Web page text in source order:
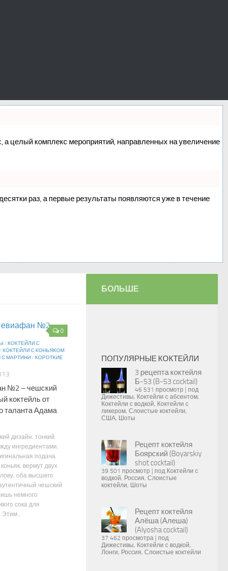
а целый комплекс мероприятий, направленных на увеличение
раз, а первые результаты появляются уже в течение
0
/КОКТЕЙЛИ С
КОКТЕЙЛИ С КОНЬЯКОМ
С МАРТИНИ/КОРОТКИЕ
№2 – чешский
коктейль от
таланта Адама
дизайн, тонкий
ингредиентами,
подача.
вермут двух
оба высшего
чешский
немного
сока для
Этим...
БОЛЬШЕ
ПОПУЛЯРНЫЕ КОКТЕЙЛИ
3 рецепта коктейля
Б-53 (B-53 cocktail)
46 531 просмотр
под
Дижестивы, Коктейли с абсентом,
Коктейли с водкой, Коктейли с
ликером, Слоистые коктейли,
США, Шоты
Рецепт коктейля
Боярский (Boyarskiy
shot cocktail)
39 501 просмотр под Коктейли с
водкой, Россия, Слоистые
коктейли, Шоты
Рецепт коктейля
Алёша (Алеша)
(Alyosha cocktail)
37 462 просмотра
под
Дижестивы, Коктейли с водкой,
Лонги, Россия, Слоистые коктейли